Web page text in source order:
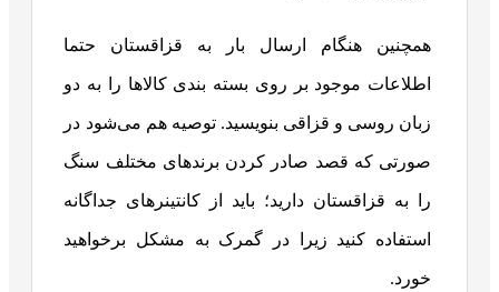
همچنین هنگام ارسال بار به قزاقستان حتما
اطلاعات موجود بر روی بسته‌ بندی کالاها را به دو
زبان روسی و قزاقی بنویسید. توصیه هم می‌شود در
صورتی که قصد صادر کردن برندهای مختلف سنگ
را به قزاقستان دارید؛ باید از کانتینرهای جداگانه
استفاده کنید زیرا در گمرک به مشکل برخواهید
خورد.